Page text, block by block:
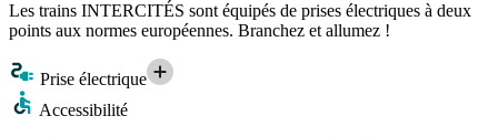
Les trains INTERCITÉS sont équipés de prises électriques à deux
points aux normes européennes. Branchez et allumez !
Prise électrique
Accessibilité